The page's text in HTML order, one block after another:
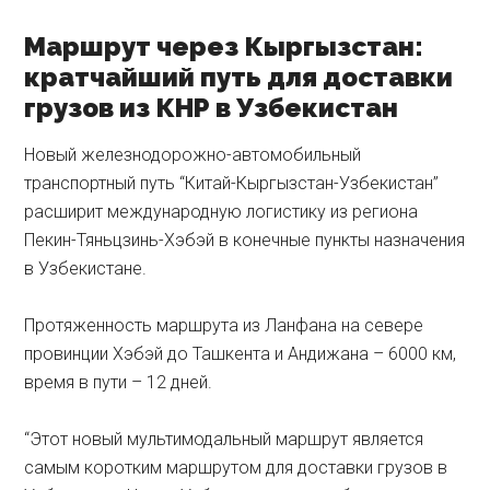
Маршрут через Кыргызстан:
кратчайший путь для доставки
грузов из КНР в Узбекистан
Новый железнодорожно-автомобильный
транспортный путь “Китай-Кыргызстан-Узбекистан”
расширит международную логистику из региона
Пекин-Тяньцзинь-Хэбэй в конечные пункты назначения
в Узбекистане.
Протяженность маршрута из Ланфана на севере
провинции Хэбэй до Ташкента и Андижана – 6000 км,
время в пути – 12 дней.
“Этот новый мультимодальный маршрут является
самым коротким маршрутом для доставки грузов в